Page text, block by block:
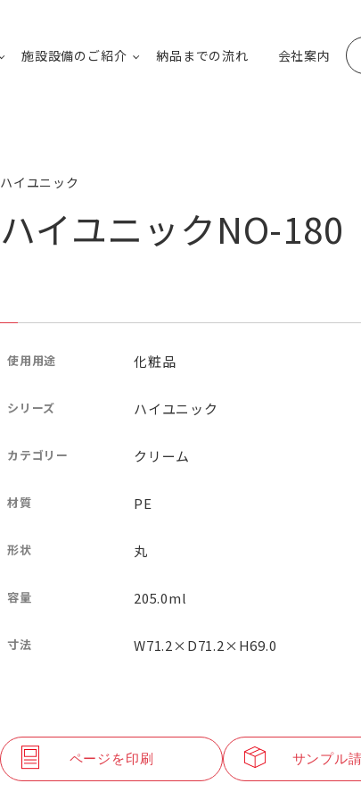
施設設備のご紹介 納品までの流れ 会社案内
ハイユニック
ハイユニックNO-180
使用用途 化粧品
シリーズ ハイユニック
カテゴリー クリーム
材質 PE
形状 丸
容量 205.0ml
寸法 W71.2×D71.2×H69.0
ページを印刷 サンプル